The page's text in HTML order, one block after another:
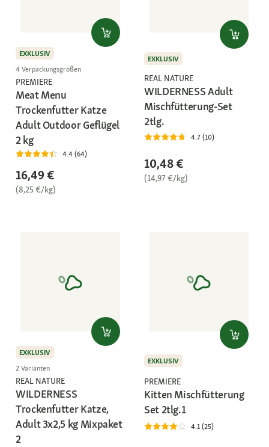
EXKLUSIV
4 Verpackungsgrößen
PREMIERE
Meat Menu
Trockenfutter Katze
Adult Outdoor Geflügel
2 kg
4.4 (64)
16,49 €
(8,25 €/kg)
EXKLUSIV
REAL NATURE
WILDERNESS Adult
Mischfütterung-Set
2tlg.
4.7 (10)
10,48 €
(14,97 €/kg)
EXKLUSIV
2 Varianten
REAL NATURE
WILDERNESS
Trockenfutter Katze,
Adult 3x2,5 kg Mixpaket
2
EXKLUSIV
PREMIERE
Kitten Mischfütterung
Set 2tlg.1
4.1 (25)